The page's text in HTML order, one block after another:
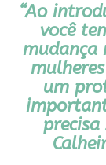
“Ao
você
mudança
um